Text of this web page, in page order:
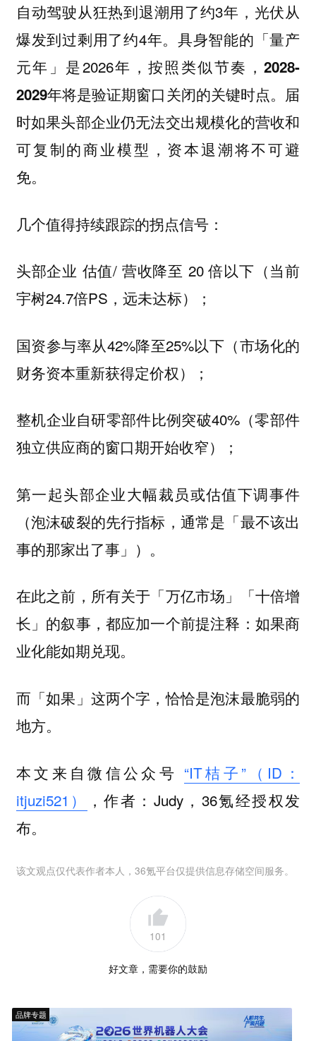
自动驾驶从狂热到退潮用了约3年，光伏从
爆发到过剩用了约4年。具身智能的「量产
元年」是2026年，按照类似节奏，2028-
2029年将是验证期窗口关闭的关键时点。 届
时如果头部企业仍无法交出规模化的营收和
可复制的商业模型，资本退潮将不可避
免。
几个值得持续跟踪的拐点信号：
头部企业 估值/ 营收降至 20 倍以下（当前
宇树24.7倍PS，远未达标）；
国资参与率从42%降至25%以下（市场化的
财务资本重新获得定价权）；
整机企业自研零部件比例突破40%（零部件
独立供应商的窗口期开始收窄）；
第一起头部企业大幅裁员或估值下调事件
（泡沫破裂的先行指标，通常是「最不该出
事的那家出了事」）。
在此之前，所有关于「万亿市场」「十倍增
长」的叙事，都应加一个前提注释： 如果商
业化能如期兑现。
而「如果」这两个字，恰恰是泡沫最脆弱的
地方。
本文来自微信公众号 “IT桔子”（ID：
itjuzi521）
，作者：Judy，36氪经授权发
布。
该文观点仅代表作者本人，36氪平台仅提供信息存储空间服务。
101
好文章，需要你的鼓励
品牌专题